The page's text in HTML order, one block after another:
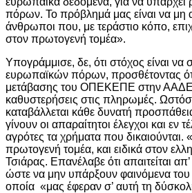
πόρων. Το πρόβλημά μας είναι να μη
άνθρωποι που, με τεράστιο κόπο,
στον πρωτογενή τομέα».
Υπογράμμισε, δε, ότι στόχος είναι να
ευρωπαϊκών πόρων, προσθέτοντας
μετάβασης του ΟΠΕΚΕΠΕ στην ΑΑΔΕ
καθυστερήσεις στις πληρωμές.
καταβάλλεται κάθε δυνατή
γίνουν οι απαραίτητοι έλεγχοι και εν
αγρότες τα χρήματα που
πρωτογενή τομέα, και ειδικά στον
Τσιάρας. Επανέλαβε ότι απαιτείται
ώστε να μην υπάρξουν φαινόμενα
οποία «μας έφεραν σ’ αυτή τη